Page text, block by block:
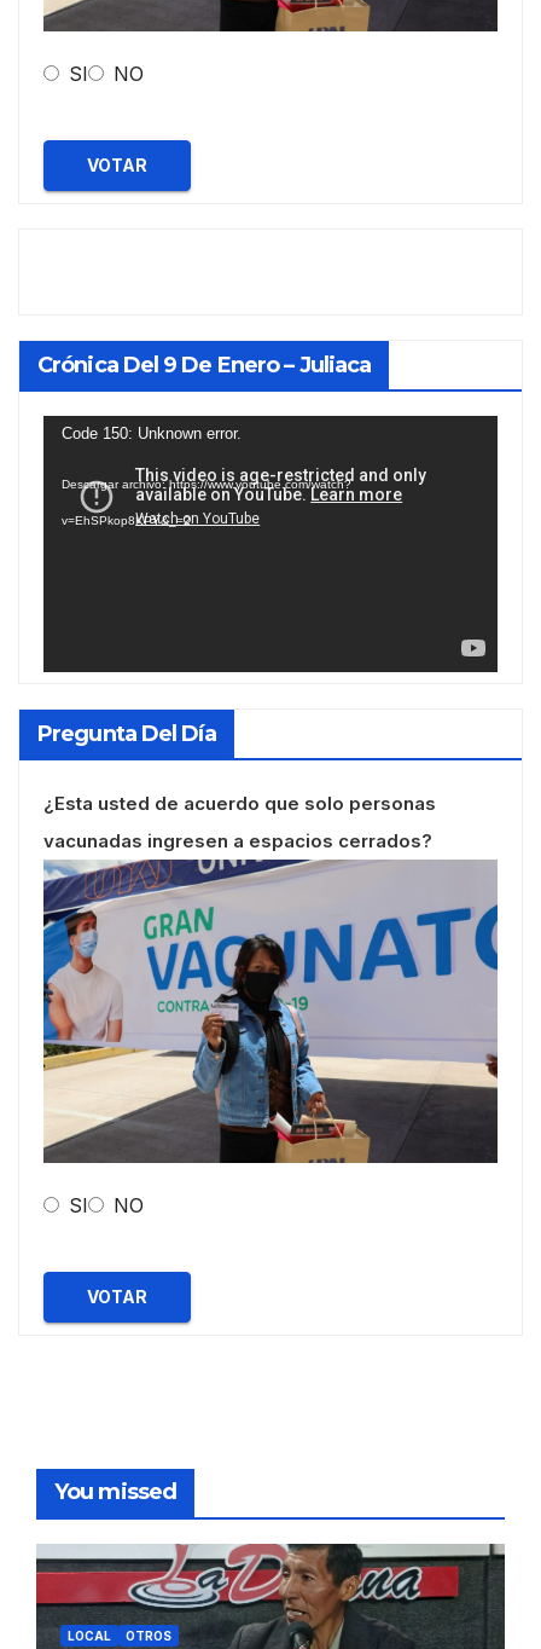
SI NO
VOTAR
Crónica Del 9 De Enero – Juliaca
Reproductor
vídeo
Code 150: Unknown error.
Descargar archivo: https://www.youtube.com/watch?
v=EhSPkop8KPY&_=2
Pregunta Del Día
¿Esta usted de acuerdo que solo personas
vacunadas ingresen a espacios cerrados?
SI NO
VOTAR
You missed
LOCAL OTROS